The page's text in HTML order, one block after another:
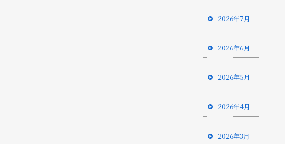
2026年7月
2026年6月
2026年5月
2026年4月
2026年3月